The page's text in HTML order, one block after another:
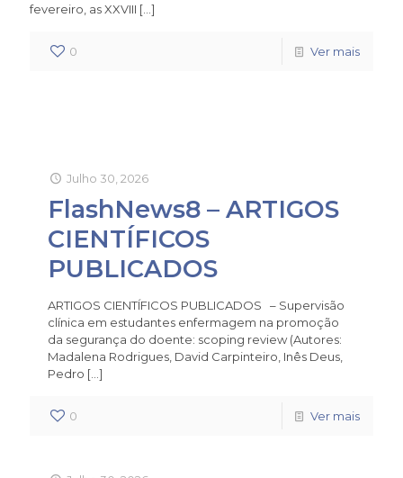
fevereiro, as XXVIII […]
0 Ver mais
Julho 30, 2026
FlashNews8 – ARTIGOS
CIENTÍFICOS
PUBLICADOS
ARTIGOS CIENTÍFICOS PUBLICADOS – Supervisão
clínica em estudantes enfermagem na promoção
da segurança do doente: scoping review (Autores:
Madalena Rodrigues, David Carpinteiro, Inês Deus,
Pedro […]
0 Ver mais